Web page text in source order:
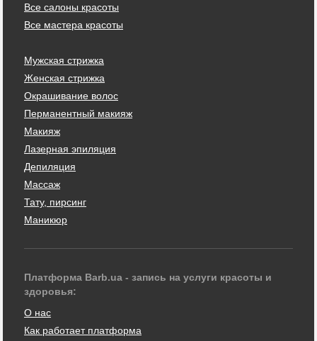
Все салоны красоты
Все мастера красоты
Мужская стрижка
Женская стрижка
Окрашивание волос
Перманентный макияж
Макияж
Лазерная эпиляция
Депиляция
Массаж
Тату, пирсинг
Маникюр
Платформа Barb.ua - запись на услуги красоты и
здоровья:
О нас
Как работает платформа